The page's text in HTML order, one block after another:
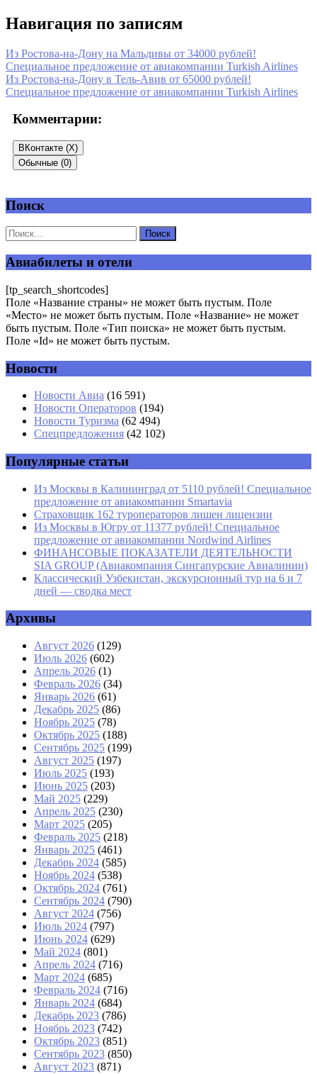
Навигация по записям
Из Ростова-на-Дону на Мальдивы от 34000 рублей!
Специальное предложение от авиакомпании Turkish Airlines
Из Ростова-на-Дону в Тель-Авив от 65000 рублей!
Специальное предложение от авиакомпании Turkish Airlines
Комментарии:
ВКонтакте (X)
Обычные (0)
Добавить комментарий
Ваш адрес email не будет опубликован.
Имя *
Email*
Поиск
Авиабилеты и отели
[tp_search_shortcodes]
Поле «Название страны» не может быть пустым. Поле
«Место» не может быть пустым. Поле «Название» не может
быть пустым. Поле «Тип поиска» не может быть пустым.
Поле «Id» не может быть пустым.
Новости
Новости Авиа (16 591)
Новости Операторов (194)
Новости Туризма (62 494)
Спецпредложения (42 102)
Популярные статьи
Из Москвы в Калининград от 5110 рублей! Специальное
предложение от авиакомпании Smartavia
Страховщик 162 туроператоров лишен лицензии
Из Москвы в Югру от 11377 рублей! Специальное
предложение от авиакомпании Nordwind Airlines
ФИНАНСОВЫЕ ПОКАЗАТЕЛИ ДЕЯТЕЛЬНОСТИ
SIA GROUP (Авиакомпания Сингапурские Авиалинии)
Классический Узбекистан, экскурсионный тур на 6 и 7
дней — сводка мест
Архивы
Август 2026 (129)
Июль 2026 (602)
Апрель 2026 (1)
Февраль 2026 (34)
Январь 2026 (61)
Декабрь 2025 (86)
Ноябрь 2025 (78)
Октябрь 2025 (188)
Сентябрь 2025 (199)
Август 2025 (197)
Июль 2025 (193)
Июнь 2025 (203)
Май 2025 (229)
Апрель 2025 (230)
Март 2025 (205)
Февраль 2025 (218)
Январь 2025 (461)
Декабрь 2024 (585)
Ноябрь 2024 (538)
Октябрь 2024 (761)
Сентябрь 2024 (790)
Август 2024 (756)
Июль 2024 (797)
Июнь 2024 (629)
Май 2024 (801)
Апрель 2024 (716)
Март 2024 (685)
Февраль 2024 (716)
Январь 2024 (684)
Декабрь 2023 (786)
Ноябрь 2023 (742)
Октябрь 2023 (851)
Сентябрь 2023 (850)
Август 2023 (871)